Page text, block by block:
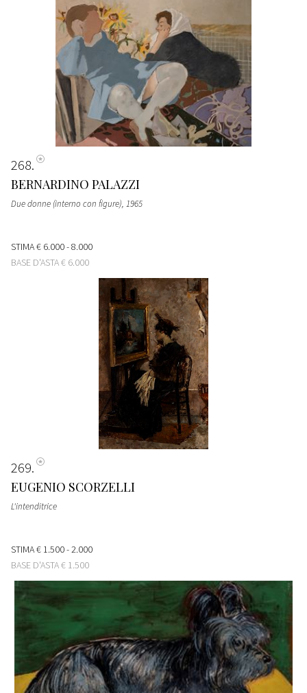
268
BERNARDINO PALAZZI
Due donne (interno con figure), 1965
STIMA€ 6.000 - 8.000
BASE D'ASTA€ 6.000
269
EUGENIO SCORZELLI
L'intenditrice
STIMA€ 1.500 - 2.000
BASE D'ASTA€ 1.500